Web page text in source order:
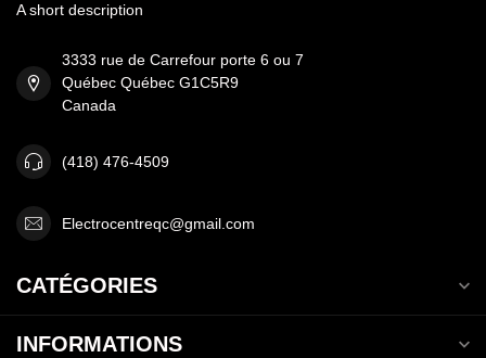
A short description
3333 rue de Carrefour porte 6 ou 7
Québec Québec G1C5R9
Canada
(418) 476-4509
Electrocentreqc@gmail.com
CATÉGORIES
INFORMATIONS